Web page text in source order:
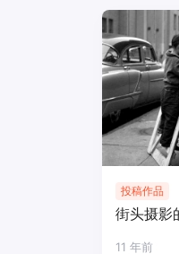
投稿作品
街头摄影
11 年前